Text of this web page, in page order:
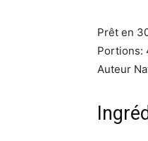
Prêt en
Portions:
Auteur